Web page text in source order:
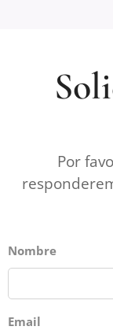
Por
Nombre
Email